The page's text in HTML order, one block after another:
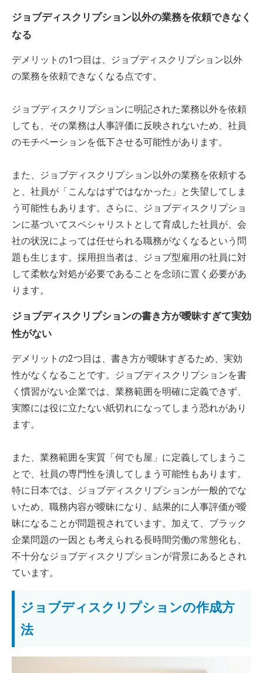
ジョブディスクリプション以外の業務を依頼できなく
なる
デメリットの1つ目は、ジョブディスクリプション以外
の業務を依頼できなくなる点です。
ジョブディスクリプションに明記された業務以外を依頼
しても、その業務は人事評価に反映されないため、社員
のモチベーションを低下させる可能性があります。
また、ジョブディスクリプション以外の業務を依頼する
と、社員が「こんなはずではなかった」と失望してしま
う可能性もあります。さらに、ジョブディスクリプショ
ンに基づいてスペシャリストとして育成した社員が、会
社の状況によっては任せられる職務がなくなるという問
題も生じます。採用担当者は、ジョブ型雇用の社員に対
して柔軟な対処が必要であることを念頭に置く必要があ
ります。
ジョブディスクリプションの書き方が曖昧すぎて実効
性がない
デメリットの2つ目は、書き方が曖昧すぎるため、実効
性がなくなることです。ジョブディスクリプションを書
く慣習がない企業では、業務範囲を明確に定義できず、
実際には役に立たない紙切れになってしまう恐れがあり
ます。
また、業務範囲を実質「何でも屋」に定義してしまうこ
とで、社員の専門性を潰してしまう可能性もあります。
特に日本では、ジョブディスクリプションが一般的でな
いため、職務内容が曖昧になり、結果的に人事評価が曖
昧になることが問題視されています。加えて、ブラック
企業問題の一因とも考えられる長時間労働の常態化も、
不十分なジョブディスクリプションが背景にあるとされ
ています。
ジョブディスクリプションの作成方
法